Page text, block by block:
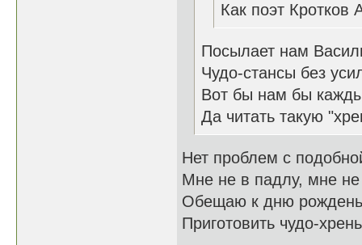
Как поэт Кротков
Посылает нам
Чудо-стансы без
Вот бы нам бы
Да читать такую
Нет проблем с
Мне не в падлу, мне
Обещаю к дню
Приготовить чудо-